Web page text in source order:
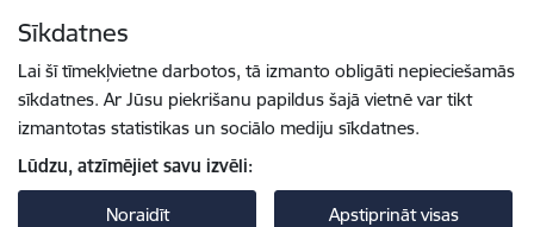
Sīkdatnes
Lai šī tīmekļvietne darbotos, tā izmanto obligāti nepieciešamās
sīkdatnes. Ar Jūsu piekrišanu papildus šajā vietnē var tikt
izmantotas statistikas un sociālo mediju sīkdatnes.
Lūdzu, atzīmējiet savu izvēli:
Noraidīt Apstiprināt visas